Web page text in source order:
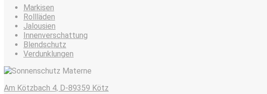
Markisen
Rollläden
Jalousien
Innenverschattung
Blendschutz
Verdunklungen
Am Kötzbach 4, D-89359 Kötz